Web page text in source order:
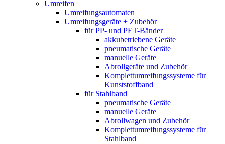
Umreifen
Umreifungsautomaten
Umreifungsgeräte + Zubehör
für PP- und PET-Bänder
akkubetriebene Geräte
pneumatische Geräte
manuelle Geräte
Abrollgeräte und Zubehör
Komplettumreifungssysteme für
Kunststoffband
für Stahlband
pneumatische Geräte
manuelle Geräte
Abrollwagen und Zubehör
Komplettumreifungssysteme für
Stahlband